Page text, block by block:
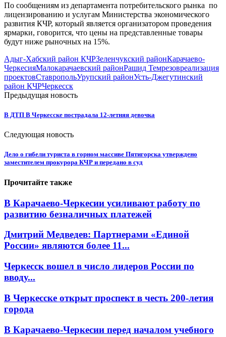
По сообщениям из департамента потребительского рынка по
лицензированию и услугам Министерства экономического
развития КЧР, который является организатором проведения
ярмарки, говорится, что цены на представленные товары
будут ниже рыночных на 15%.
Адыг-Хабский район КЧРЗеленчукский районКарачаево-
ЧеркесияМалокарачаевский районРашид Темрезовреализация
проектовСтавропольУрупский районУсть-Джегутинский
район КЧРЧеркесск
Предыдущая новость
В ДТП В Черкесске пострадала 12-летняя девочка
Следующая новость
Дело о гибели туриста в горном массиве Пятигорска утверждено
заместителем прокурора КЧР и передано в суд
Прочитайте также
В Карачаево-Черкесии усиливают работу по
развитию безналичных платежей
Дмитрий Медведев: Партнерами «Единой
России» являются более 11...
Черкесск вошел в число лидеров России по
вводу...
В Черкесске открыт проспект в честь 200-летия
города
В Карачаево-Черкесии перед началом учебного